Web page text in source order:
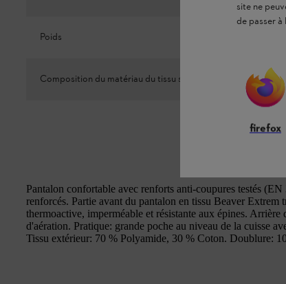
Poids
Composition du matériau du tissu supérieur 50 %
Pantalon confortable avec renforts anti-coupures testés
renforcés. Partie avant du pantalon en tissu Beaver Extrem
thermoactive, imperméable et résistante aux épines.
d'aération. Pratique: grande poche au niveau de la cuisse
Tissu extérieur: 70 % Polyamide, 30 % Coton. Doublure:
site ne
de passer à
firefox